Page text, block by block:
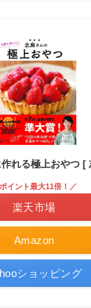
れる極上おやつ [
Amazon
イント最大11倍！／
楽天市場
ショッピング